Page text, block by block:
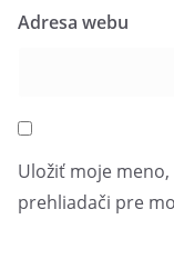
Adresa webu
Uložiť moje
prehliadači pre